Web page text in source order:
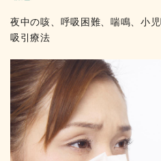
夜中の咳、呼吸困難、喘鳴、小
吸引療法